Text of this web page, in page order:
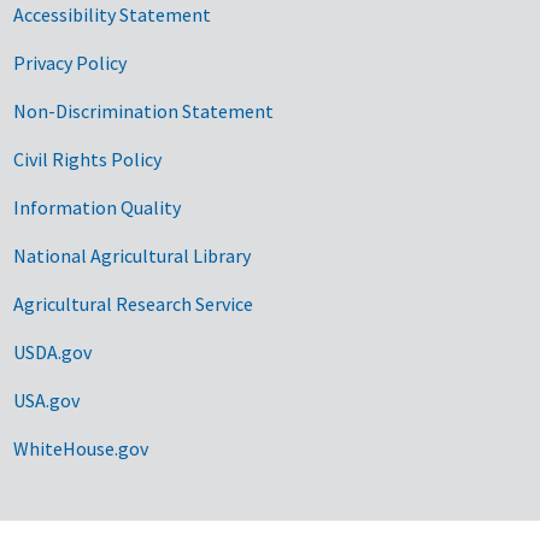
Accessibility Statement
Privacy Policy
Non-Discrimination Statement
Civil Rights Policy
Information Quality
National Agricultural Library
Agricultural Research Service
USDA.gov
USA.gov
WhiteHouse.gov